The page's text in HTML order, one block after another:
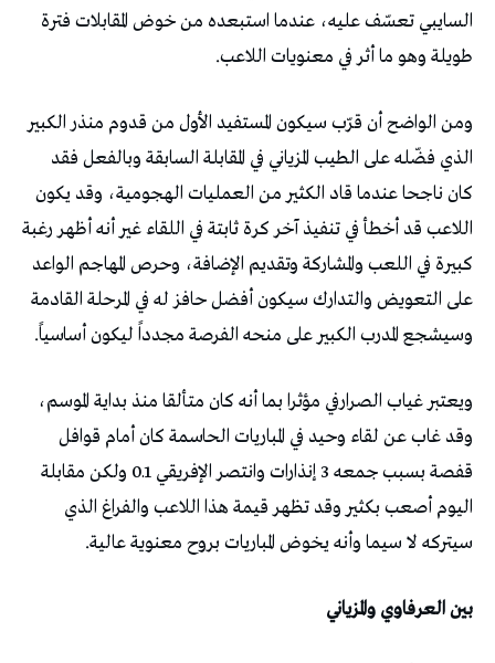
السايبي تعسّف عليه، عندما استبعده من خوض المقابلات فترة
طويلة وهو ما أثر في معنويات اللاعب.
ومن الواضح أن قرّب سيكون المستفيد الأول من قدوم منذر الكبير
الذي فضّله على الطيب المزياني في المقابلة السابقة وبالفعل فقد
كان ناجحا عندما قاد الكثير من العمليات الهجومية، وقد يكون
اللاعب قد أخطأ في تنفيذ آخر كرة ثابتة في اللقاء غير أنه أظهر رغبة
كبيرة في اللعب والمشاركة وتقديم الإضافة، وحرص المهاجم الواعد
على التعويض والتدارك سيكون أفضل حافز له في المرحلة القادمة
وسيشجع المدرب الكبير على منحه الفرصة مجدداً ليكون أساسياً.
ويعتبر غياب الصرارفي مؤثرا بما أنه كان متألقا منذ بداية الموسم،
وقد غاب عن لقاء وحيد في المباريات الحاسمة كان أمام قوافل
قفصة بسبب جمعه 3 إنذارات وانتصر الإفريقي 1ـ0 ولكن مقابلة
اليوم أصعب بكثير وقد تظهر قيمة هذا اللاعب والفراغ الذي
سيتركه لا سيما وأنه يخوض المباريات بروح معنوية عالية.
بين العرفاوي والمزياني